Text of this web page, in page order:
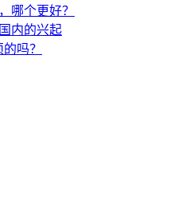
哪个更好？
内的兴起
吗？